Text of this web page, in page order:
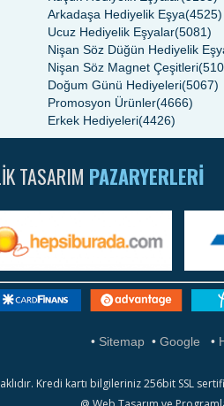
Arkadaşa Hediyelik Eşya(4525)
Ucuz Hediyelik Eşyalar(5081)
Nişan Söz Düğün Hediyelik
Nişan Söz Magnet
Doğum Günü Hediyeleri(5067)
Promosyon Ürünler(4666)
Erkek Hediyeleri(4426)
TASARIM PAZARYERLERI
• Sitemap • Google •
Kredi kartı bilgileriniz 256bit SSL